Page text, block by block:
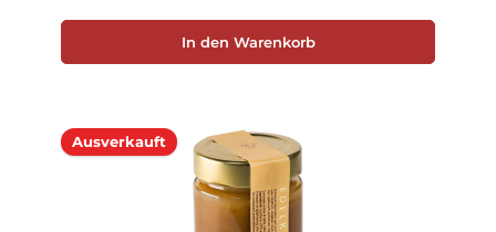
In den Warenkorb
Ausverkauft